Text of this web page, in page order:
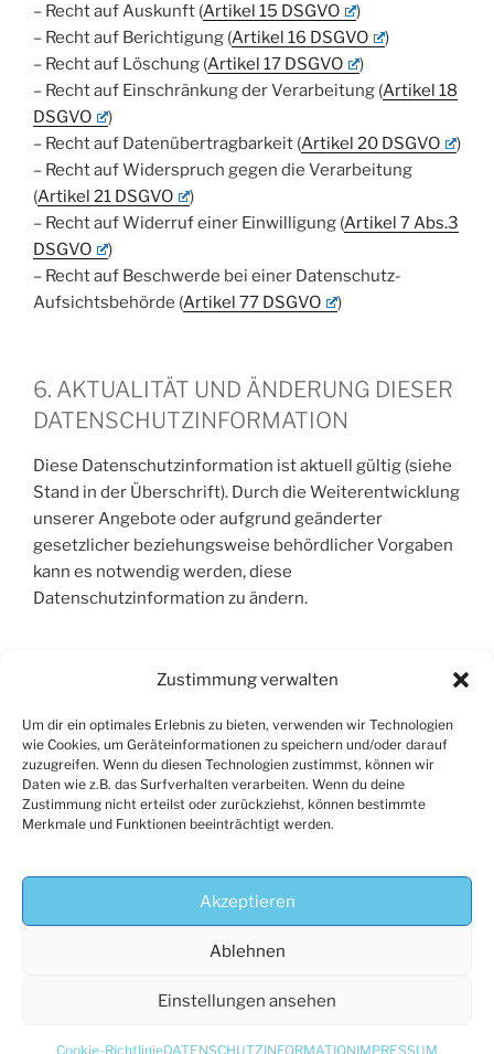
Zustimmung verwalten
Um dir ein optimales Erlebnis zu bieten, verwenden wir Technologien
wie Cookies, um Geräteinformationen zu speichern und/oder darauf
zuzugreifen. Wenn du diesen Technologien zustimmst, können wir
Daten wie z.B. das Surfverhalten verarbeiten. Wenn du deine
Zustimmung nicht erteilst oder zurückziehst, können bestimmte
Merkmale und Funktionen beeinträchtigt werden.
Akzeptieren
Ablehnen
Einstellungen ansehen
Cookie-RichtlinieDATENSCHUTZINFORMATIONIMPRESSUM
– Recht auf Auskunft (Artikel 15 DSGVO
)
– Recht auf Berichtigung (Artikel 16 DSGVO
)
– Recht auf Löschung (Artikel 17 DSGVO
)
– Recht auf Einschränkung der Verarbeitung (Artikel 18
DSGVO
)
– Recht auf Datenübertragbarkeit (Artikel 20 DSGVO
)
– Recht auf Widerspruch gegen die Verarbeitung
(Artikel 21 DSGVO
)
– Recht auf Widerruf einer Einwilligung (Artikel 7 Abs.3
DSGVO
)
– Recht auf Beschwerde bei einer Datenschutz-
Aufsichtsbehörde (Artikel 77 DSGVO )
6. AKTUALITÄT UND ÄNDERUNG DIESER
DATENSCHUTZINFORMATION
Diese Datenschutzinformation ist aktuell gültig (siehe
Stand in der Überschrift). Durch die Weiterentwicklung
unserer Angebote oder aufgrund geänderter
gesetzlicher beziehungsweise behördlicher Vorgaben
kann es notwendig werden, diese
Datenschutzinformation zu ändern.
DATENSCHUTZINFORMATIONEN
Weitere Datenschutzinformationen für andere
Zielgruppen finden Sie
unter:https://www.alltagsbegleitung-
https://www.pietsch-it.de/
Copyright © 2024 Petra Vogel /Erstellt von Markus Delhey